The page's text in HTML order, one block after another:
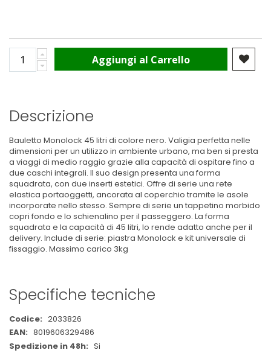
Aggiungi al Carrello
Descrizione
Bauletto Monolock 45 litri di colore nero. Valigia perfetta nelle
dimensioni per un utilizzo in ambiente urbano, ma ben si presta
a viaggi di medio raggio grazie alla capacità di ospitare fino a
due caschi integrali. Il suo design presenta una forma
squadrata, con due inserti estetici. Offre di serie una rete
elastica portaoggetti, ancorata al coperchio tramite le asole
incorporate nello stesso. Sempre di serie un tappetino morbido
copri fondo e lo schienalino per il passeggero. La forma
squadrata e la capacità di 45 litri, lo rende adatto anche per il
delivery. Include di serie: piastra Monolock e kit universale di
fissaggio. Massimo carico 3kg
Specifiche tecniche
Maggiori
Informazioni
2033826
8019606329486
Si